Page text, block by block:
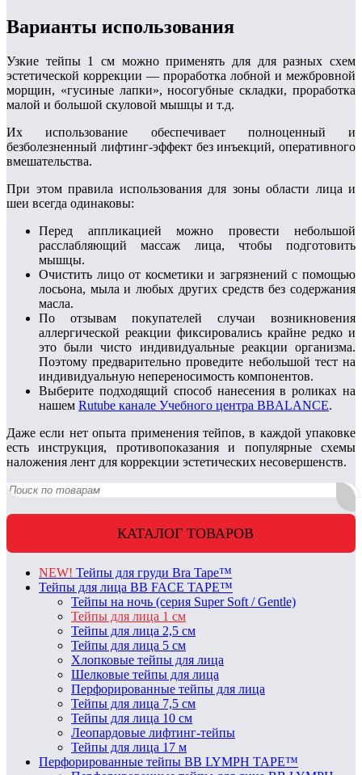
Варианты использования
Узкие тейпы 1 см можно применять для для разных схем
эстетической коррекции — проработка лобной и межбровной
морщин, «гусиные лапки», носогубные складки, проработка
малой и большой скуловой мышцы и т.д.
Их использование обеспечивает полноценный и
безболезненный лифтинг-эффект без инъекций, оперативного
вмешательства.
При этом правила использования для зоны области лица и
шеи всегда одинаковы:
Перед аппликацией можно провести небольшой
расслабляющий массаж лица, чтобы подготовить
мышцы.
Очистить лицо от косметики и загрязнений с помощью
лосьона, мыла и любых других средств без содержания
масла.
По отзывам покупателей случаи возникновения
аллергической реакции фиксировались крайне редко и
это были чисто индивидуальные реакции организма.
Поэтому предварительно проведите небольшой тест на
индивидуальную непереносимость компонентов.
Выберите подходящий способ нанесения в роликах на
нашем Rutube канале Учебного центра BBALANCE.
Даже если нет опыта применения тейпов, в каждой упаковке
есть инструкция, противопоказания и популярные схемы
наложения лент для коррекции эстетических несовершенств.
КАТАЛОГ ТОВАРОВ
NEW! Тейпы для груди Bra Tape™
Тейпы для лица BB FACE TAPE™
Тейпы на ночь (серия Super Soft / Gentle)
Тейпы для лица 1 см
Тейпы для лица 2,5 см
Тейпы для лица 5 см
Хлопковые тейпы для лица
Шелковые тейпы для лица
Перфорированные тейпы для лица
Тейпы для лица 7,5 см
Тейпы для лица 10 см
Леопардовые лифтинг-тейпы
Тейпы для лица 17 м
Перфорированные тейпы BB LYMPH TAPE™